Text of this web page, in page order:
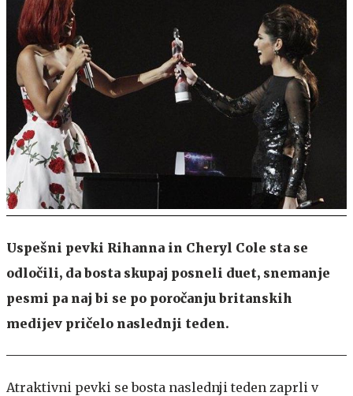
Uspešni pevki Rihanna in Cheryl Cole sta se
odločili, da bosta skupaj posneli duet, snemanje
pesmi pa naj bi se po poročanju britanskih
medijev pričelo naslednji teden.
Atraktivni pevki se bosta naslednji teden zaprli v